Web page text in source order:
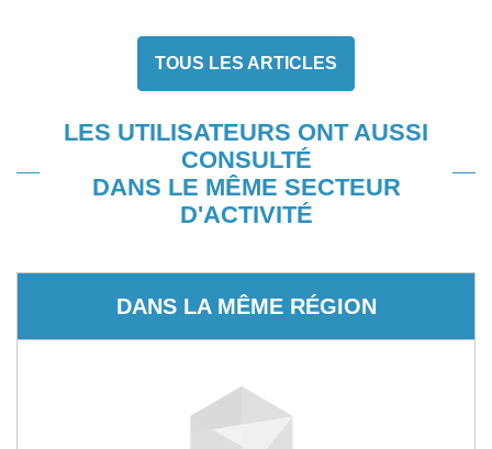
TOUS LES ARTICLES
LES UTILISATEURS ONT AUSSI
CONSULTÉ
DANS LE MÊME SECTEUR
D'ACTIVITÉ
DANS LA MÊME RÉGION